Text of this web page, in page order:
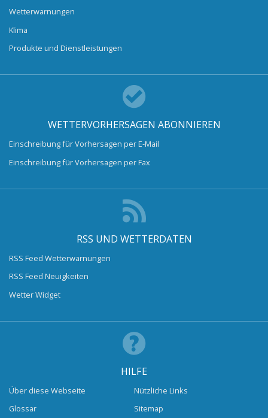
Wetterwarnungen
Klima
Produkte und Dienstleistungen
WETTERVORHERSAGEN ABONNIEREN
Einschreibung für Vorhersagen per E-Mail
Einschreibung für Vorhersagen per Fax
RSS UND WETTERDATEN
RSS Feed Wetterwarnungen
RSS Feed Neuigkeiten
Wetter Widget
HILFE
Über diese Webseite
Glossar
Nützliche Links
Sitemap